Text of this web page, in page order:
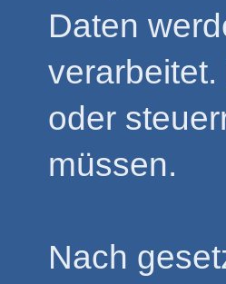
Daten
oder
müssen.
Nach